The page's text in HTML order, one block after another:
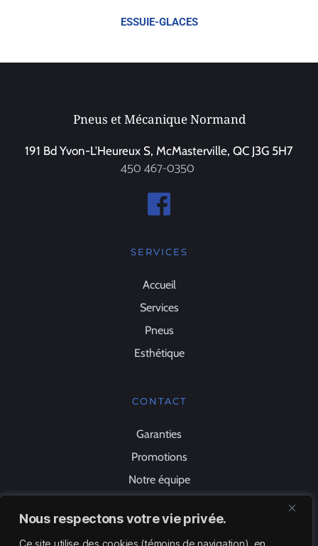
Nous respectons votre vie privée.
Ce site utilise des cookies (témoins de navigation), en
ESSUIE-GLACES
Pneus et Mécanique Normand
191 Bd Yvon-L'Heureux S, McMasterville, QC J3G 5H7
450 467-0350
SERVICES
Accueil
Services
Pneus
Esthétique
CONTACT
Garanties
Promotions
Notre équipe